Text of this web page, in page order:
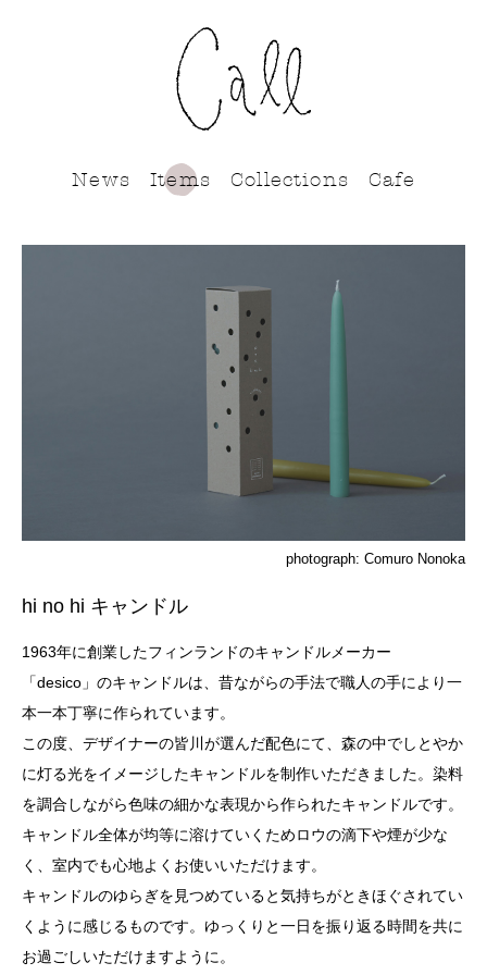
News Items Collections Cafe
photograph: Comuro Nonoka
hi no hi キャンドル
1963年に創業したフィンランドのキャンドルメーカー
「desico」のキャンドルは、昔ながらの手法で職人の手により一
本一本丁寧に作られています。
この度、デザイナーの皆川が選んだ配色にて、森の中でしとやか
に灯る光をイメージしたキャンドルを制作いただきました。染料
を調合しながら色味の細かな表現から作られたキャンドルです。
キャンドル全体が均等に溶けていくためロウの滴下や煙が少な
く、室内でも心地よくお使いいただけます。
キャンドルのゆらぎを見つめていると気持ちがときほぐされてい
くように感じるものです。ゆっくりと一日を振り返る時間を共に
お過ごしいただけますように。